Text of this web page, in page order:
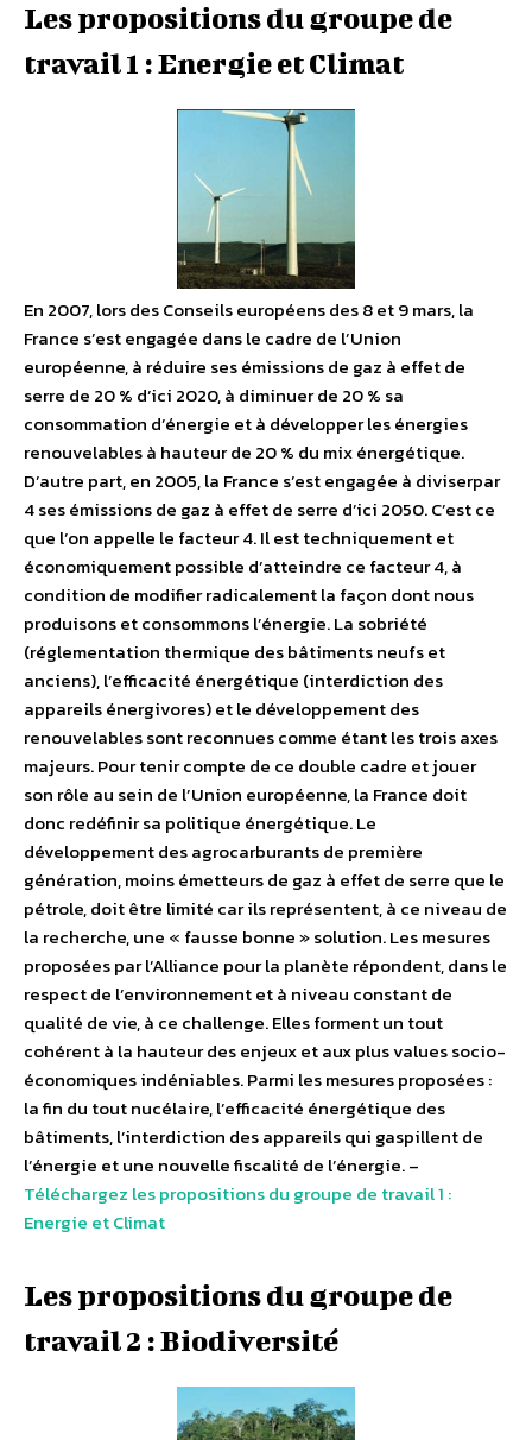
Les propositions du groupe de
travail 1 : Energie et Climat
En 2007, lors des Conseils européens des 8 et 9 mars, la
France s’est engagée dans le cadre de l’Union
européenne, à réduire ses émissions de gaz à effet de
serre de 20 % d’ici 2020, à diminuer de 20 % sa
consommation d’énergie et à développer les énergies
renouvelables à hauteur de 20 % du mix énergétique.
D’autre part, en 2005, la France s’est engagée à diviserpar
4 ses émissions de gaz à effet de serre d’ici 2050. C’est ce
que l’on appelle le facteur 4. Il est techniquement et
économiquement possible d’atteindre ce facteur 4, à
condition de modifier radicalement la façon dont nous
produisons et consommons l’énergie. La sobriété
(réglementation thermique des bâtiments neufs et
anciens), l’efficacité énergétique (interdiction des
appareils énergivores) et le développement des
renouvelables sont reconnues comme étant les trois axes
majeurs. Pour tenir compte de ce double cadre et jouer
son rôle au sein de l’Union européenne, la France doit
donc redéfinir sa politique énergétique. Le
développement des agrocarburants de première
génération, moins émetteurs de gaz à effet de serre que le
pétrole, doit être limité car ils représentent, à ce niveau de
la recherche, une « fausse bonne » solution. Les mesures
proposées par l’Alliance pour la planète répondent, dans le
respect de l’environnement et à niveau constant de
qualité de vie, à ce challenge. Elles forment un tout
cohérent à la hauteur des enjeux et aux plus values socio-
économiques indéniables. Parmi les mesures proposées :
la fin du tout nucélaire, l’efficacité énergétique des
bâtiments, l’interdiction des appareils qui gaspillent de
l’énergie et une nouvelle fiscalité de l’énergie. –
Téléchargez les propositions du groupe de travail 1 :
Energie et Climat
Les propositions du groupe de
travail 2 : Biodiversité